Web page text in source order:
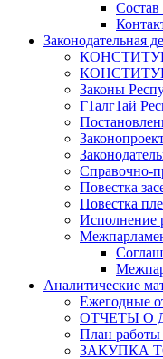
Законодательная
Законы
Г1алг1ай
Справочно-
Повестка
Повестка
Исполнение
Аналитические
Ежегодные
ОТЧЕТЫ О
План
ЗАКУПКА